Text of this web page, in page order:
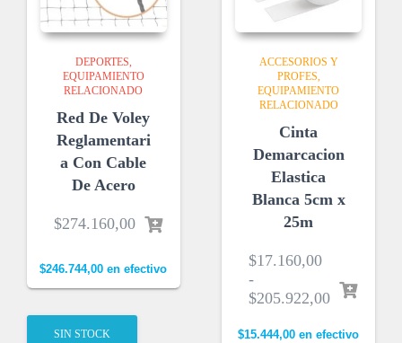
DEPORTES
EQUIPAMIENTO
RELACIONADO
Red De Voley
Reglamentari
a Con Cable
De Acero
$274.160,00
$246.744,00 en efectivo
SIN STOCK
ACCESORIOS Y
PROFES
EQUIPAMIENTO
RELACIONADO
Cinta
Demarcacion
Elastica
Blanca 5cm x
25m
$17.160,00
-
$205.922,00
$15.444,00 en efectivo